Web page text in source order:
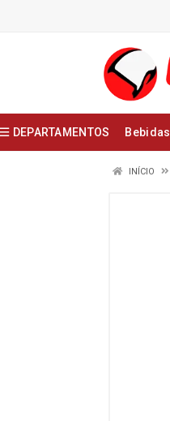
DEPARTAMENTOS Bebidas
INÍCIO